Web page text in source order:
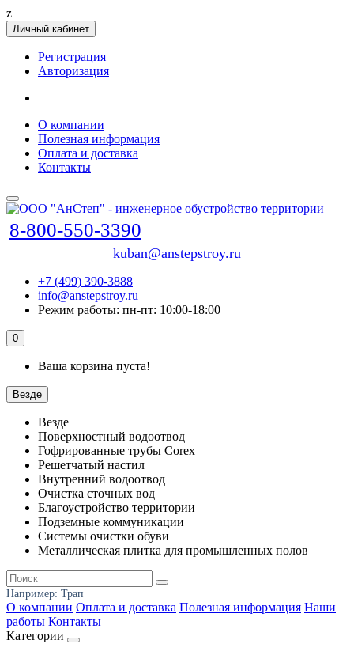
z
Личный кабинет
Регистрация
Авторизация
О компании
Полезная информация
Оплата и доставка
Контакты
8-800-550-3390
kuban@anstepstroy.ru
+7 (499) 390-3888
info@anstepstroy.ru
Режим работы: пн-пт: 10:00-18:00
0
Ваша корзина пуста!
Везде
Везде
Поверхностный водоотвод
Гофрированные трубы Corex
Решетчатый настил
Внутренний водоотвод
Очистка сточных вод
Благоустройство территории
Подземные коммуникации
Системы очистки обуви
Металлическая плитка для промышленных полов
Например: Трап
О компании Оплата и доставка Полезная информация Наши
работы Контакты
Категории